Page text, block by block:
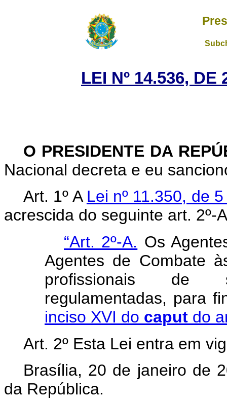
LEI Nº 14.536, DE
O PRESIDENTE DA
Nacional decreta e eu
Art. 1º A Lei nº 11.350, de
acrescida do seguinte art. 2º-
“Art. 2º-A. Os
Agentes de Combate
profissionais de
regulamentadas, para
inciso XVI do caput do
Art. 2º Esta Lei entra em
Brasília, 20 de janeiro de
da República.